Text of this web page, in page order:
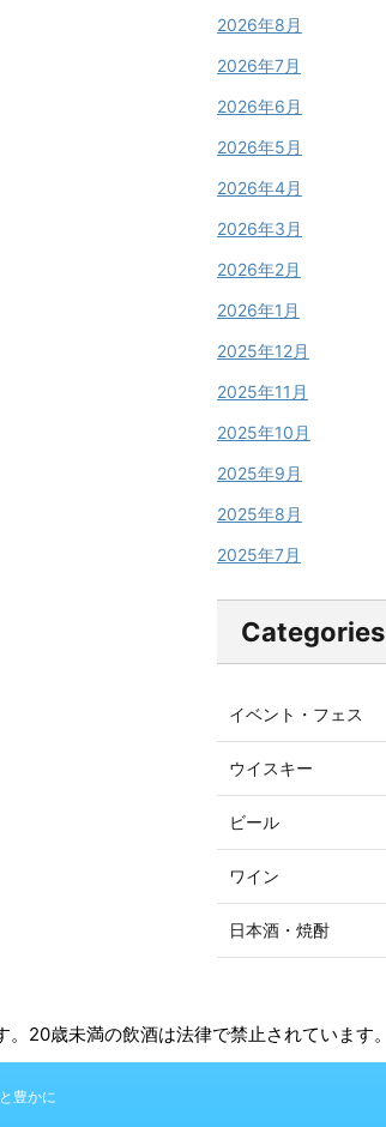
2026年8月
2026年7月
2026年6月
2026年5月
2026年4月
2026年3月
2026年2月
2026年1月
2025年12月
2025年11月
2025年10月
2025年9月
2025年8月
2025年7月
Categories
イベント・フェス
ウイスキー
ビール
ワイン
日本酒・焼酎
20歳未満の飲酒は法律で禁止されています。
豊かに